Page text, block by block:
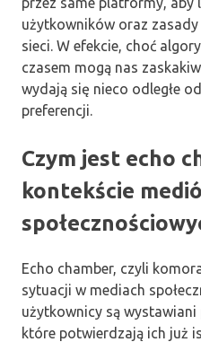
użytkowników oraz zasady
sieci. W efekcie, choć
czasem mogą nas
wydają się nieco odległe
preferencji.
Czym jest echo
kontekście
Echo chamber, czyli
sytuacji w mediach
użytkownicy są wystawiani
które potwierdzają ich już